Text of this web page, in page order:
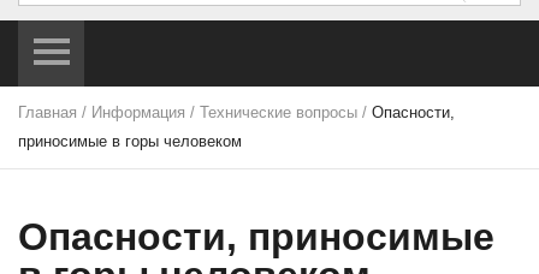
Главная / Информация / Технические вопросы / Опасности,
приносимые в горы человеком
Опасности, приносимые